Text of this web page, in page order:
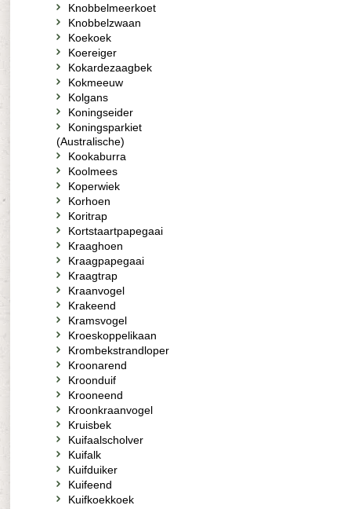
Knobbelmeerkoet
Knobbelzwaan
Koekoek
Koereiger
Kokardezaagbek
Kokmeeuw
Kolgans
Koningseider
Koningsparkiet
(Australische)
Kookaburra
Koolmees
Koperwiek
Korhoen
Koritrap
Kortstaartpapegaai
Kraaghoen
Kraagpapegaai
Kraagtrap
Kraanvogel
Krakeend
Kramsvogel
Kroeskoppelikaan
Krombekstrandloper
Kroonarend
Kroonduif
Krooneend
Kroonkraanvogel
Kruisbek
Kuifaalscholver
Kuifalk
Kuifduiker
Kuifeend
Kuifkoekkoek